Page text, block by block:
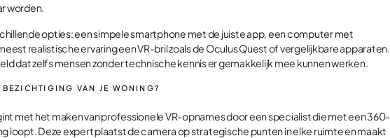
worden.
opties: een simpele smartphone met de juiste app, een computer met
realistische ervaring een VR-bril zoals de Oculus Quest of vergelijkbare apparaten.
dat zelfs mensen zonder technische kennis er gemakkelijk mee kunnen werken.
BEZICHTIGING VAN JE WONING?
met het maken van professionele VR-opnames door een specialist die met een 360-
loopt. Deze expert plaatst de camera op strategische punten in elke ruimte en maakt